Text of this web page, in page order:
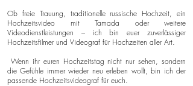
Ob freie Trauung, traditionelle russische Hochzeit, ein
Hochzeitsvideo mit Tamada oder weitere
Videodienstleistungen – ich bin euer zuverlässiger
Hochzeitsfilmer und Videograf für Hochzeiten aller Art.
Wenn ihr euren Hochzeitstag nicht nur sehen, sondern
die Gefühle immer wieder neu erleben wollt, bin ich der
passende Hochzeitsvideograf für euch.